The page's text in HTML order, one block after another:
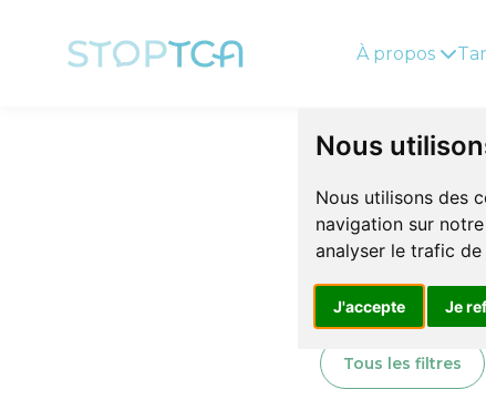
Nous
Nous utilisons des
navigation sur
analyser le trafic
J'accepte Je
À propos
Tous les filtres